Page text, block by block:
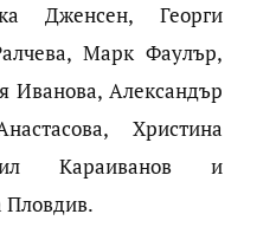
Дженсен, Георги
Марк Фаулър,
Иванова, Александър
Христина
Караиванов и
Пловдив.